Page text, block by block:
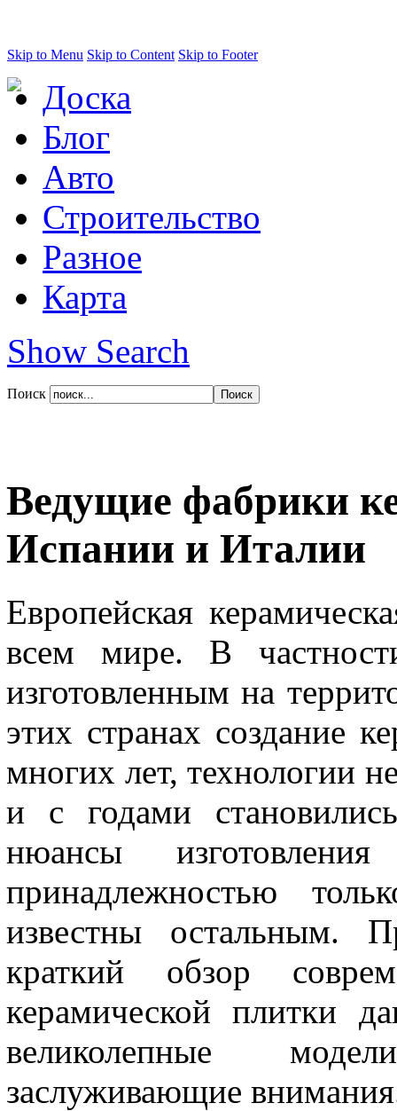
Skip to Menu Skip to Content Skip to Footer
Доска
Блог
Авто
Строительство
Разное
Карта
Show Search
Поиск
Ведущие фабрики
Испании и Италии
Европейская
всем мире. В
изготовленным на
этих странах создание
многих лет, технологии
и с годами
нюансы
принадлежностью
известны остальным.
краткий обзор
керамической плитки
великолепные
заслуживающие